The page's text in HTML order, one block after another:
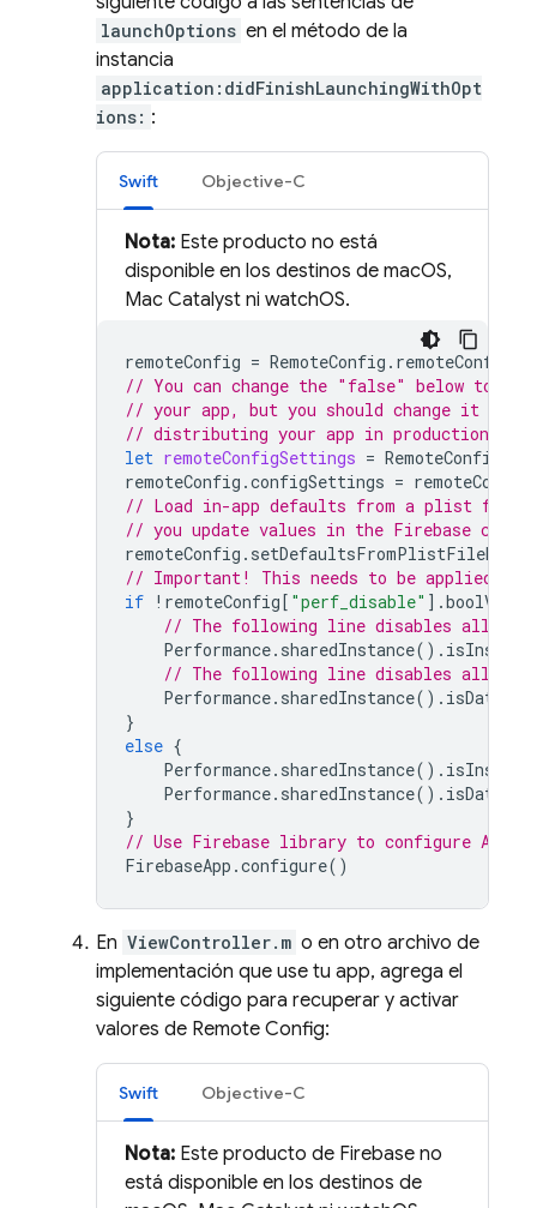
launchOptions en el método de la
instancia
application:didFinishLaunchingWithOpt
ions: :
Swift Objective-C
Nota: Este producto no está
disponible en los destinos de macOS,
Mac Catalyst ni watchOS.
remoteConfig = RemoteConfig . remoteConfig
// You can change the "false" below to
// your app, but you should change it
// distributing your app in production.
let remoteConfigSettings =
remoteConfig .configSettings =
// Load in-app defaults from a plist file
// you update values in the Firebase
remoteConfig . setDefaultsFromPlistFileName
// Important! This needs to be applied
if ! remoteConfig[ "perf_disable" ].boolValue
// The following line disables all
Performance. sharedInstance().
// The following line disables all
Performance. sharedInstance().
}
else {
Performance. sharedInstance().
Performance. sharedInstance().
}
// Use Firebase library to configure APIs
FirebaseApp .configure()
En ViewController.m o en otro archivo de
implementación que use tu app, agrega el
siguiente código para recuperar y activar
valores de Remote Config:
Swift Objective-C
Nota: Este producto de Firebase no
está disponible en los destinos de